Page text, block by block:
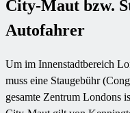
City-Maut bzw.
Autofahrer
Um im Innenstadtbereich
muss eine Staugebühr
gesamte Zentrum Londons